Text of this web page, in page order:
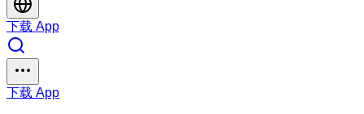
下载 App
下载 App